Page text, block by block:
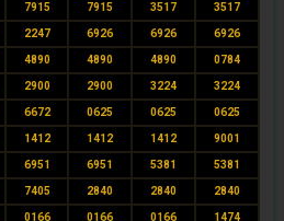
7915 7915 3517 3517
2247 6926 6926 6926
4890 4890 4890 0784
2900 2900 3224 3224
6672 0625 0625 0625
1412 1412 1412 9001
6951 6951 5381 5381
7405 2840 2840 2840
0166 0166 0166 1474